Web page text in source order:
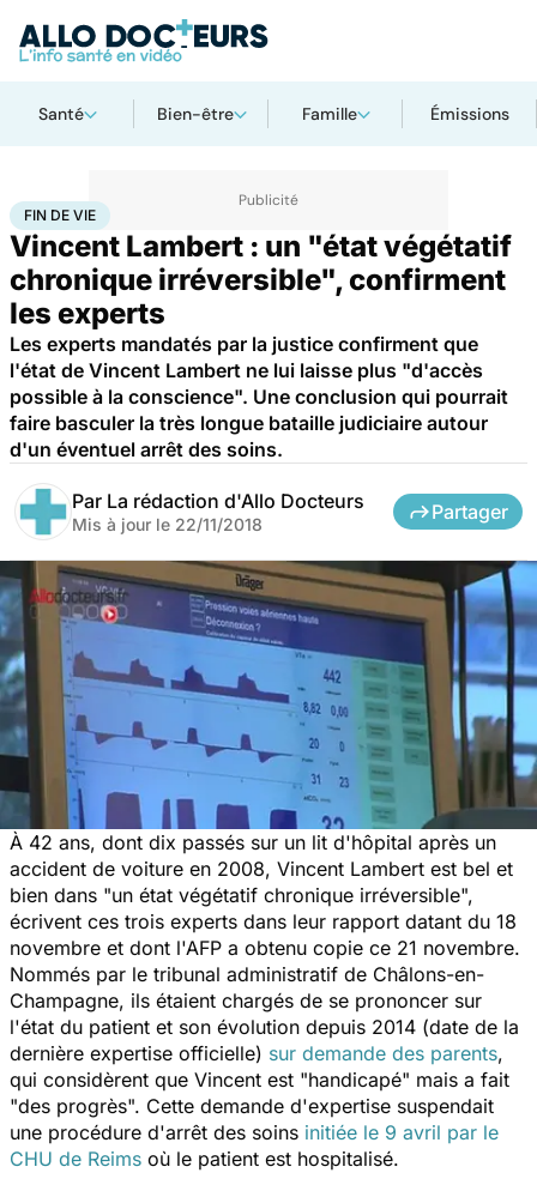
Santé Bien-être Famille Émissions
AccueilSantéSociété Fin de vie
FIN DE VIE
Vincent Lambert : un "état végétatif
chronique irréversible", confirment
les experts
Les experts mandatés par la justice confirment que
l'état de Vincent Lambert ne lui laisse plus "d'accès
possible à la conscience". Une conclusion qui pourrait
faire basculer la très longue bataille judiciaire autour
d'un éventuel arrêt des soins.
Par La rédaction d'Allo Docteurs
Mis à jour le 22/11/2018
Partager
À 42 ans, dont dix passés sur un lit d'hôpital après un
accident de voiture en 2008, Vincent Lambert est bel et
bien dans "un état végétatif chronique irréversible",
écrivent ces trois experts dans leur rapport datant du 18
novembre et dont l'AFP a obtenu copie ce 21 novembre.
Nommés par le tribunal administratif de Châlons-en-
Champagne, ils étaient chargés de se prononcer sur
l'état du patient et son évolution depuis 2014 (date de la
dernière expertise officielle) sur demande des parents,
qui considèrent que Vincent est "handicapé" mais a fait
"des progrès". Cette demande d'expertise suspendait
une procédure d'arrêt des soins initiée le 9 avril par le
CHU de Reims où le patient est hospitalisé.